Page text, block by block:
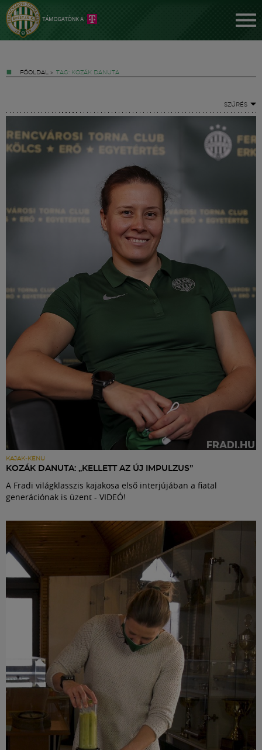
FŐOLDAL » TAG: KOZÁK DANUTA
SZŰRÉS
KAJAK-KENU
KOZÁK DANUTA: „KELLETT AZ ÚJ IMPULZUS”
A Fradi világklasszis kajakosa első interjújában a fiatal
generációnak is üzent - VIDEÓ!
Jegyek
Szakosztályok
Meccscenter
Shop
Közösség
Múzeum
English